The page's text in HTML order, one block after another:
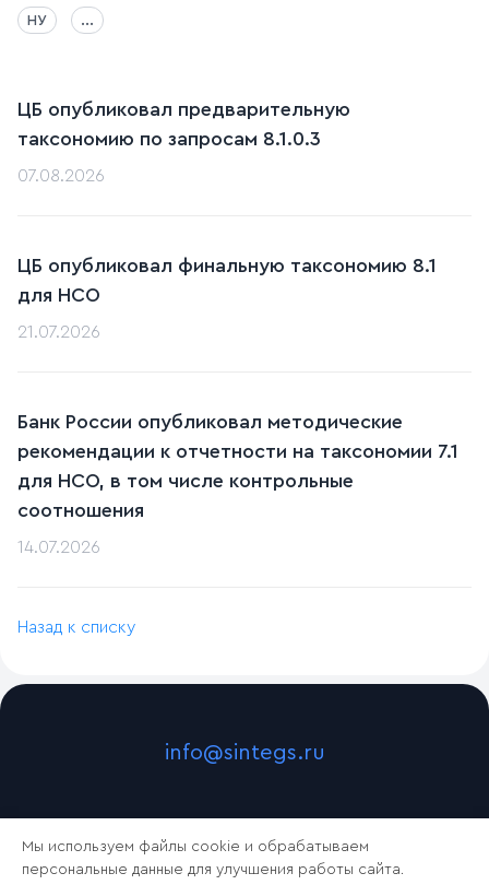
НУ ...
ЦБ опубликовал предварительную
таксономию по запросам 8.1.0.3
07.08.2026
ЦБ опубликовал финальную таксономию 8.1
для НСО
21.07.2026
Банк России опубликовал методические
рекомендации к отчетности на таксономии 7.1
для НСО, в том числе контрольные
соотношения
14.07.2026
Назад к списку
info@sintegs.ru
Мы используем файлы cookie и обрабатываем
персональные данные для улучшения работы сайта.